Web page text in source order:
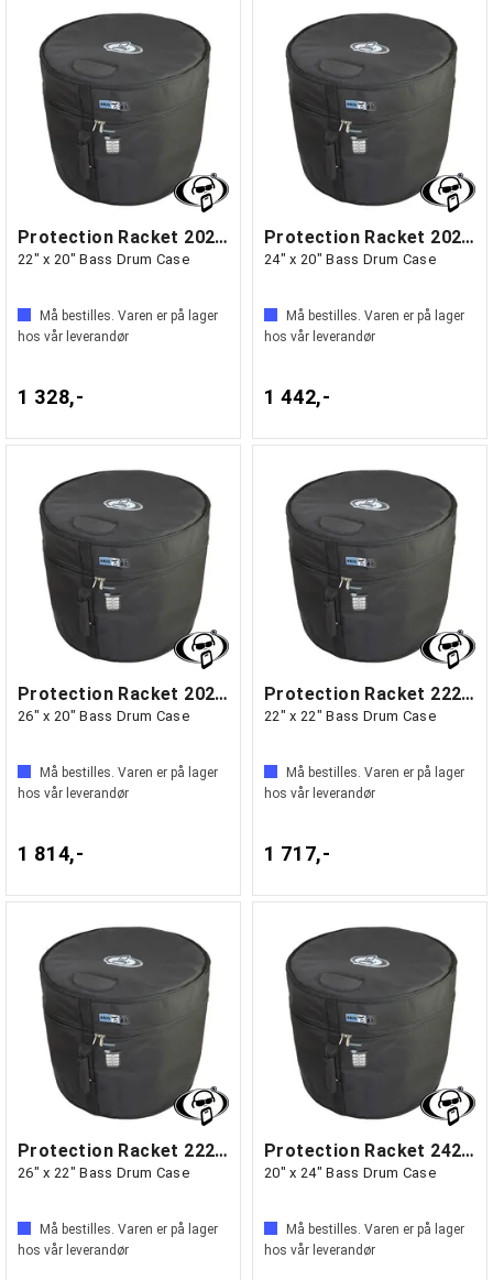
Protection Racket 2022-00
22" x 20" Bass Drum Case
Må bestilles. Varen er på lager
hos vår leverandør
1 328,-
Protection Racket 2024-00
24" x 20" Bass Drum Case
Må bestilles. Varen er på lager
hos vår leverandør
1 442,-
Protection Racket 2026-00
26" x 20" Bass Drum Case
Må bestilles. Varen er på lager
hos vår leverandør
1 814,-
Protection Racket 2222-00
22" x 22" Bass Drum Case
Må bestilles. Varen er på lager
hos vår leverandør
1 717,-
Protection Racket 2226-00
26" x 22" Bass Drum Case
Må bestilles. Varen er på lager
hos vår leverandør
Protection Racket 2420-00
20" x 24" Bass Drum Case
Må bestilles. Varen er på lager
hos vår leverandør